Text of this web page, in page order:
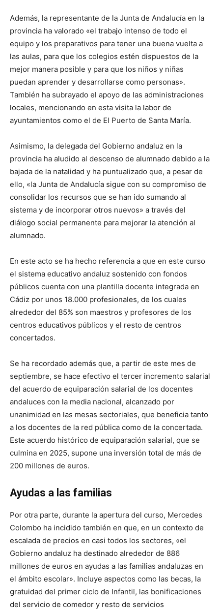
Además, la representante de la Junta de Andalucía en la
provincia ha valorado «el trabajo intenso de todo el
equipo y los preparativos para tener una buena vuelta a
las aulas, para que los colegios estén dispuestos de la
mejor manera posible y para que los niños y niñas
puedan aprender y desarrollarse como personas».
También ha subrayado el apoyo de las administraciones
locales, mencionando en esta visita la labor de
ayuntamientos como el de El Puerto de Santa María.
Asimismo, la delegada del Gobierno andaluz en la
provincia ha aludido al descenso de alumnado debido a la
bajada de la natalidad y ha puntualizado que, a pesar de
ello, «la Junta de Andalucía sigue con su compromiso de
consolidar los recursos que se han ido sumando al
sistema y de incorporar otros nuevos» a través del
diálogo social permanente para mejorar la atención al
alumnado.
En este acto se ha hecho referencia a que en este curso
el sistema educativo andaluz sostenido con fondos
públicos cuenta con una plantilla docente integrada en
Cádiz por unos 18.000 profesionales, de los cuales
alrededor del 85% son maestros y profesores de los
centros educativos públicos y el resto de centros
concertados.
Se ha recordado además que, a partir de este mes de
septiembre, se hace efectivo el tercer incremento salarial
del acuerdo de equiparación salarial de los docentes
andaluces con la media nacional, alcanzado por
unanimidad en las mesas sectoriales, que beneficia tanto
a los docentes de la red pública como de la concertada.
Este acuerdo histórico de equiparación salarial, que se
culmina en 2025, supone una inversión total de más de
200 millones de euros.
Ayudas a las familias
Por otra parte, durante la apertura del curso, Mercedes
Colombo ha incidido también en que, en un contexto de
escalada de precios en casi todos los sectores, «el
Gobierno andaluz ha destinado alrededor de 886
millones de euros en ayudas a las familias andaluzas en
el ámbito escolar». Incluye aspectos como las becas, la
gratuidad del primer ciclo de Infantil, las bonificaciones
del servicio de comedor y resto de servicios